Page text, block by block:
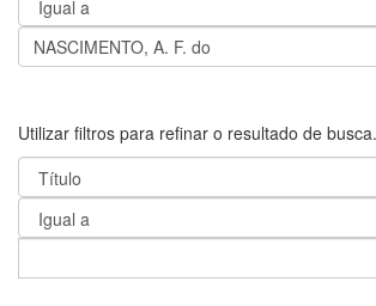
Utilizar filtros para refinar o resultado de busca.